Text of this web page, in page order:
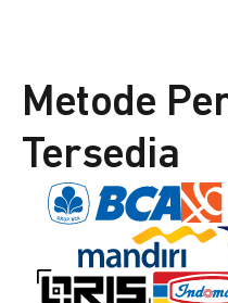
Metode
Tersedia